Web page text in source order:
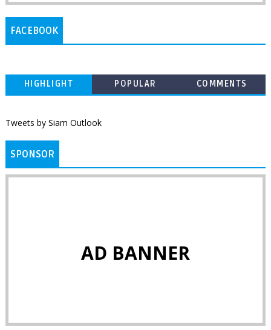
FACEBOOK
HIGHLIGHT POPULAR COMMENTS
Tweets by Siam Outlook
SPONSOR
AD BANNER